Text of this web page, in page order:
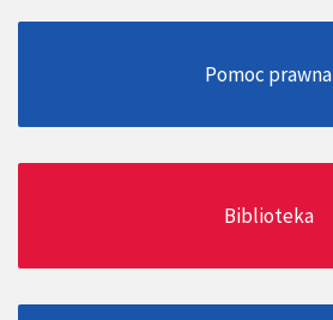
Pomoc prawna
Biblioteka